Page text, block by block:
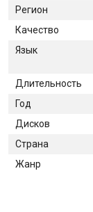
Регион
Качество
Язык
Длительность
Год
Дисков
Страна
Жанр